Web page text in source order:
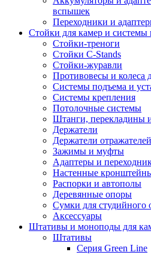
вспышек
Переходники и
Стойки для камер и системы
Стойки-треноги
Стойки C-Stands
Стойки-журавли
Противовесы и колеса
Системы подъема и
Системы крепления
Потолочные системы
Штанги, перекладины
Держатели
Держатели отражателей
Зажимы и муфты
Адаптеры и
Настенные
Распорки и автополы
Деревянные опоры
Сумки для студийного
Аксессуары
Штативы и моноподы для
Штативы
Серия Green Line